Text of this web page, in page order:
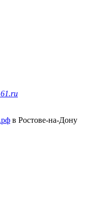
в Ростове-на-Дону